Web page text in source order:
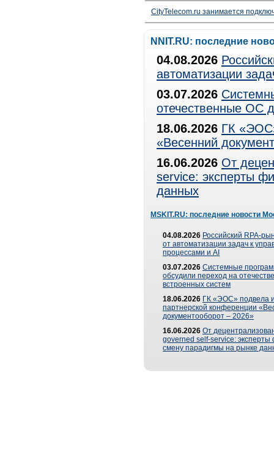
CityTelecom.ru занимается
NNIT.RU: последние
04.08.2026
автоматизации
03.07.2026
отечественные ОС
18.06.2026 ГК
«Весенний
16.06.2026 От
service: эксперты
данных
MSKIT.RU: последние новости
04.08.2026 Российский RPA-
от автоматизации задач к
процессами и AI
03.07.2026 Системные
обсудили переход на
встроенных систем
18.06.2026 ГК «ЭОС» подвела
партнерской конференции
документооборот – 2026»
16.06.2026 От
governed self-service: эксперты
смену парадигмы на рынке